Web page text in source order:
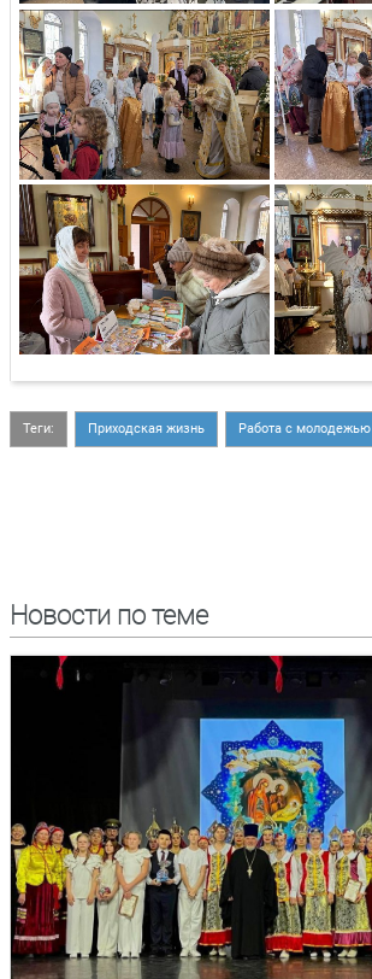
Теги: Приходская жизнь Работа с молодежью
Новости по теме